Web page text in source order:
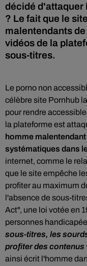
décidé d'attaquer
? Le fait que le
malentendants
vidéos de la
sous-titres.
Le porno non
célèbre site Pornhub
pour rendre
la plateforme est
homme
systématiques dans
internet, comme le
que le site empêche
profiter au maximum
l'absence de sous-
Act", une loi votée en
personnes
sous-titres, les
profiter des contenus
ainsi écrit l'homme